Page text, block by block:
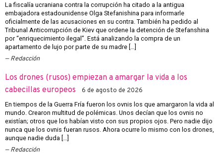
La fiscalía ucraniana contra la corrupción ha citado a la antigua
embajadora estadounidense Olga Stefanishina para informarle
oficialmente de las acusaciones en su contra. También ha pedido al
Tribunal Anticorrupción de Kiev que ordene la detención de Stefanshina
por “enriquecimiento ilegal”. Está analizando la compra de un
apartamento de lujo por parte de su madre […]
Redacción
Los drones (rusos) empiezan a amargar la vida a los
cabecillas europeos
6 de agosto de 2026
En tiempos de la Guerra Fría fueron los ovnis los que amargaron la vida al
mundo. Crearon multitud de polémicas. Unos decían que los ovnis no
existían; otros que los habían visto con sus propios ojos. Pero nadie dijo
nunca que los ovnis fueran rusos. Ahora ocurre lo mismo con los drones,
aunque nadie duda […]
Redacción